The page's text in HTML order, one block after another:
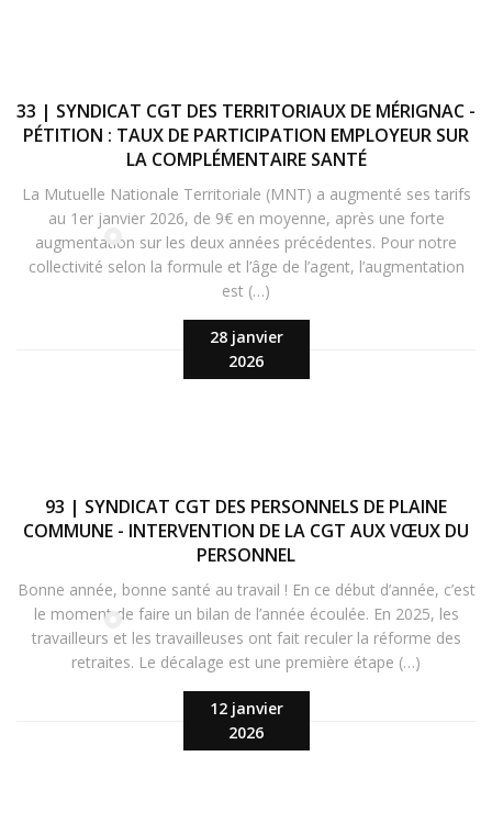
28 janvier
2026
33 | SYNDICAT CGT DES TERRITORIAUX DE MÉRIGNAC -
PÉTITION : TAUX DE PARTICIPATION EMPLOYEUR SUR
LA COMPLÉMENTAIRE SANTÉ
La Mutuelle Nationale Territoriale (MNT) a augmenté ses tarifs
au 1er janvier 2026, de 9€ en moyenne, après une forte
augmentation sur les deux années précédentes. Pour notre
collectivité selon la formule et l’âge de l’agent, l’augmentation
est (…)
12 janvier
2026
93 | SYNDICAT CGT DES PERSONNELS DE PLAINE
COMMUNE - INTERVENTION DE LA CGT AUX VŒUX DU
PERSONNEL
Bonne année, bonne santé au travail ! En ce début d’année, c’est
le moment de faire un bilan de l’année écoulée. En 2025, les
travailleurs et les travailleuses ont fait reculer la réforme des
retraites. Le décalage est une première étape (…)